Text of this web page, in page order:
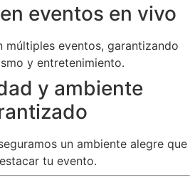
eventos en vivo
múltiples eventos, garantizando
y entretenimiento.
y ambiente
un ambiente alegre que
tu evento.